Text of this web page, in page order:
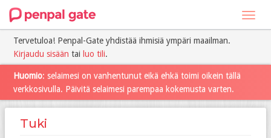
Tervetuloa! Penpal-Gate yhdistää ihmisiä ympäri maailman.
Kirjaudu sisään tai luo tili.
Huomio: selaimesi on vanhentunut eikä ehkä toimi oikein tällä
verkkosivulla. Päivitä selaimesi parempaa kokemusta varten.
Tuki